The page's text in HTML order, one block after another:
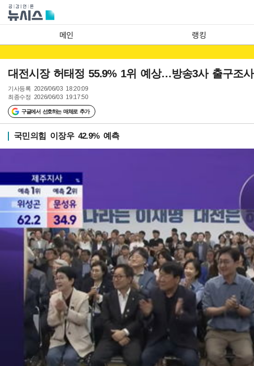
메인 랭킹
대전시장 허태정 55.9% 1위 예상…방송3사 출구조사
기사등록 2026/06/03 18:20:09
최종수정 2026/06/03 19:17:50
구글에서 선호하는 매체로 추가
국민의힘 이장우 42.9% 예측